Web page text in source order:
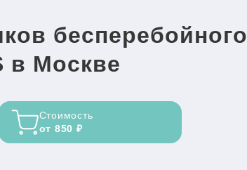
бесперебойного
в Москве
Стоимость
от 850 ₽